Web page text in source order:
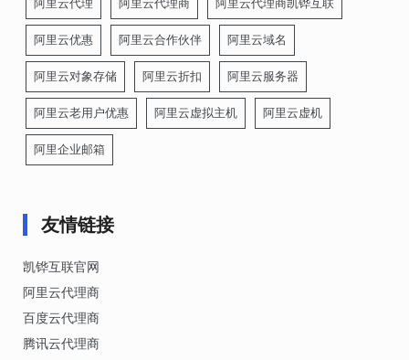
阿里云代理 阿里云代理商 阿里云代理商凯铧互联
阿里云优惠 阿里云合作伙伴 阿里云域名
阿里云对象存储 阿里云折扣 阿里云服务器
阿里云老用户优惠 阿里云虚拟主机 阿里云虚机
阿里企业邮箱
友情链接
凯铧互联官网
阿里云代理商
百度云代理商
腾讯云代理商